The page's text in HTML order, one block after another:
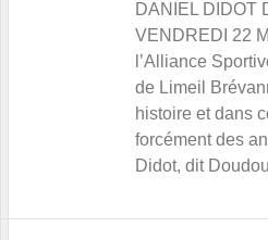
DANIEL DIDOT
VENDREDI 22
l’Alliance
de Limeil
histoire et dans
forcément des
Didot, dit